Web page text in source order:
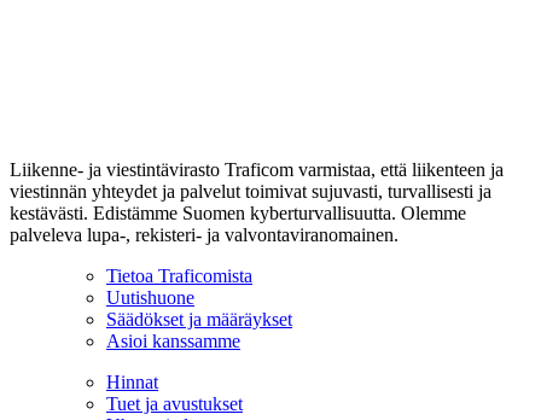
Liikenne- ja viestintävirasto Traficom varmistaa, että liikenteen ja
viestinnän yhteydet ja palvelut toimivat sujuvasti, turvallisesti ja
kestävästi. Edistämme Suomen kyberturvallisuutta. Olemme
palveleva lupa-, rekisteri- ja valvontaviranomainen.
Tietoa Traficomista
Uutishuone
Säädökset ja määräykset
Asioi kanssamme
Hinnat
Tuet ja avustukset